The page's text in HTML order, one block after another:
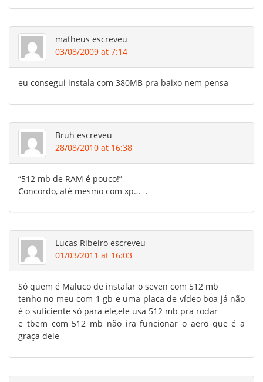
matheus escreveu
03/08/2009 at 7:14
eu consegui instala com 380MB pra baixo nem pensa
Bruh escreveu
28/08/2010 at 16:38
“512 mb de RAM é pouco!”
Concordo, até mesmo com xp… -.-
Lucas Ribeiro escreveu
01/03/2011 at 16:03
Só quem é Maluco de instalar o seven com 512 mb
tenho no meu com 1 gb e uma placa de vídeo boa já não
é o suficiente só para ele,ele usa 512 mb pra rodar
e tbem com 512 mb não ira funcionar o aero que é a
graça dele